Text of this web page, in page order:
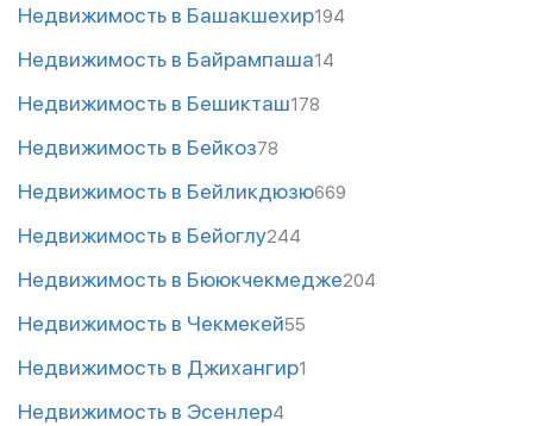
Недвижимость в Башакшехир194
Недвижимость в Байрампаша14
Недвижимость в Бешикташ178
Недвижимость в Бейкоз78
Недвижимость в Бейликдюзю669
Недвижимость в Бейоглу244
Недвижимость в Бююкчекмедже204
Недвижимость в Чекмекей55
Недвижимость в Джихангир1
Недвижимость в Эсенлер4